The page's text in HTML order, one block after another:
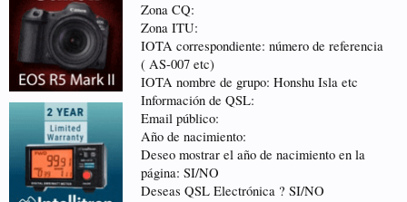
Zona CQ:
Zona ITU:
IOTA correspondiente: número de referencia
( AS-007 etc)
IOTA nombre de grupo: Honshu Isla etc
Información de QSL:
Email público:
Año de nacimiento:
Deseo mostrar el año de nacimiento en la
página: SI/NO
Deseas QSL Electrónica ? SI/NO